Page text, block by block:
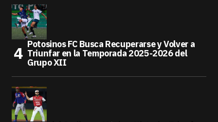
Potosinos FC Busca Recuperarse y Volver a
Triunfar en la Temporada 2025-2026 del
Grupo XII